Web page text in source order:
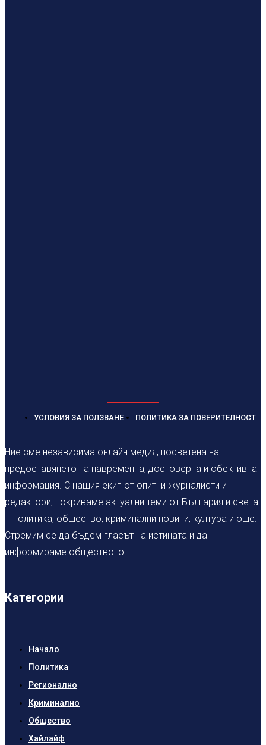
УСЛОВИЯ ЗА ПОЛЗВАНЕ ПОЛИТИКА ЗА ПОВЕРИТЕЛНОСТ
Ние сме независима онлайн медия, посветена на
предоставянето на навременна, достоверна и обективна
информация. С нашия екип от опитни журналисти и
редактори, покриваме актуални теми от България и света
– политика, общество, криминални новини, култура и още.
Стремим се да бъдем гласът на истината и да
информираме обществото.
Категории
Начало
Политика
Регионално
Криминално
Общество
Хайлайф